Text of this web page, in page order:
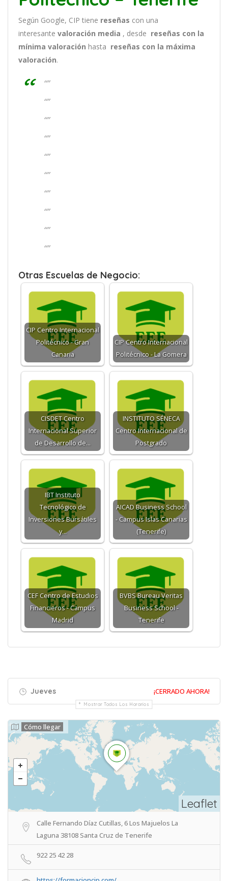
Según Google, CIP tiene reseñas con una
interesante valoración media , desde reseñas con la
mínima valoración hasta reseñas con la máxima
valoración.
“”
“”
“”
“”
“”
“”
“”
“”
“”
“”
Otras Escuelas de Negocio:
CIP Centro Internacional
Politécnico - Gran
Canaria
CIP Centro Internacional
Politécnico - La Gomera
CISDET Centro
Internacional Superior
de Desarrollo de…
INSTITUTO SÉNECA
Centro Internacional de
Postgrado
IBT Instituto
Tecnológico de
Inversiones Bursátiles
y…
AICAD Business School
- Campus Islas Canarias
(Tenerife)
CEF Centro de Estudios
Financieros - Campus
Madrid
BVBS Bureau Veritas
Business School -
Tenerife
Jueves ¡CERRADO AHORA!
Mostrar Todos Los Horarios
Leaflet
Cómo llegar
Calle Fernando Díaz Cutillas, 6 Los Majuelos La
Laguna 38108 Santa Cruz de Tenerife
922 25 42 28